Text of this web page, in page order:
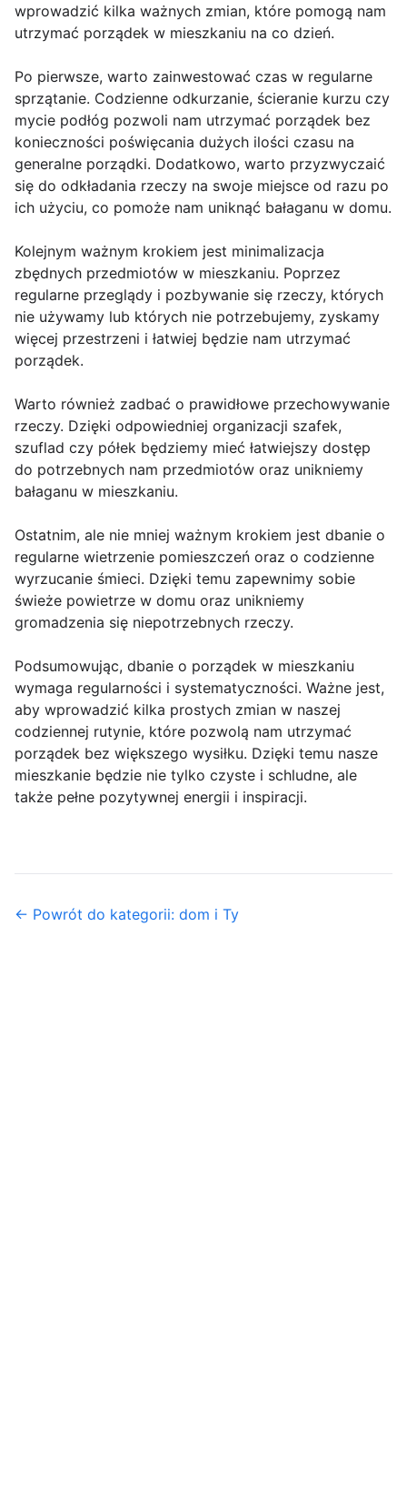
wprowadzić kilka ważnych zmian, które pomogą nam
utrzymać porządek w mieszkaniu na co dzień.
Po pierwsze, warto zainwestować czas w regularne
sprzątanie. Codzienne odkurzanie, ścieranie kurzu czy
mycie podłóg pozwoli nam utrzymać porządek bez
konieczności poświęcania dużych ilości czasu na
generalne porządki. Dodatkowo, warto przyzwyczaić
się do odkładania rzeczy na swoje miejsce od razu po
ich użyciu, co pomoże nam uniknąć bałaganu w domu.
Kolejnym ważnym krokiem jest minimalizacja
zbędnych przedmiotów w mieszkaniu. Poprzez
regularne przeglądy i pozbywanie się rzeczy, których
nie używamy lub których nie potrzebujemy, zyskamy
więcej przestrzeni i łatwiej będzie nam utrzymać
porządek.
Warto również zadbać o prawidłowe przechowywanie
rzeczy. Dzięki odpowiedniej organizacji szafek,
szuflad czy półek będziemy mieć łatwiejszy dostęp
do potrzebnych nam przedmiotów oraz unikniemy
bałaganu w mieszkaniu.
Ostatnim, ale nie mniej ważnym krokiem jest dbanie o
regularne wietrzenie pomieszczeń oraz o codzienne
wyrzucanie śmieci. Dzięki temu zapewnimy sobie
świeże powietrze w domu oraz unikniemy
gromadzenia się niepotrzebnych rzeczy.
Podsumowując, dbanie o porządek w mieszkaniu
wymaga regularności i systematyczności. Ważne jest,
aby wprowadzić kilka prostych zmian w naszej
codziennej rutynie, które pozwolą nam utrzymać
porządek bez większego wysiłku. Dzięki temu nasze
mieszkanie będzie nie tylko czyste i schludne, ale
także pełne pozytywnej energii i inspiracji.
← Powrót do kategorii: dom i Ty